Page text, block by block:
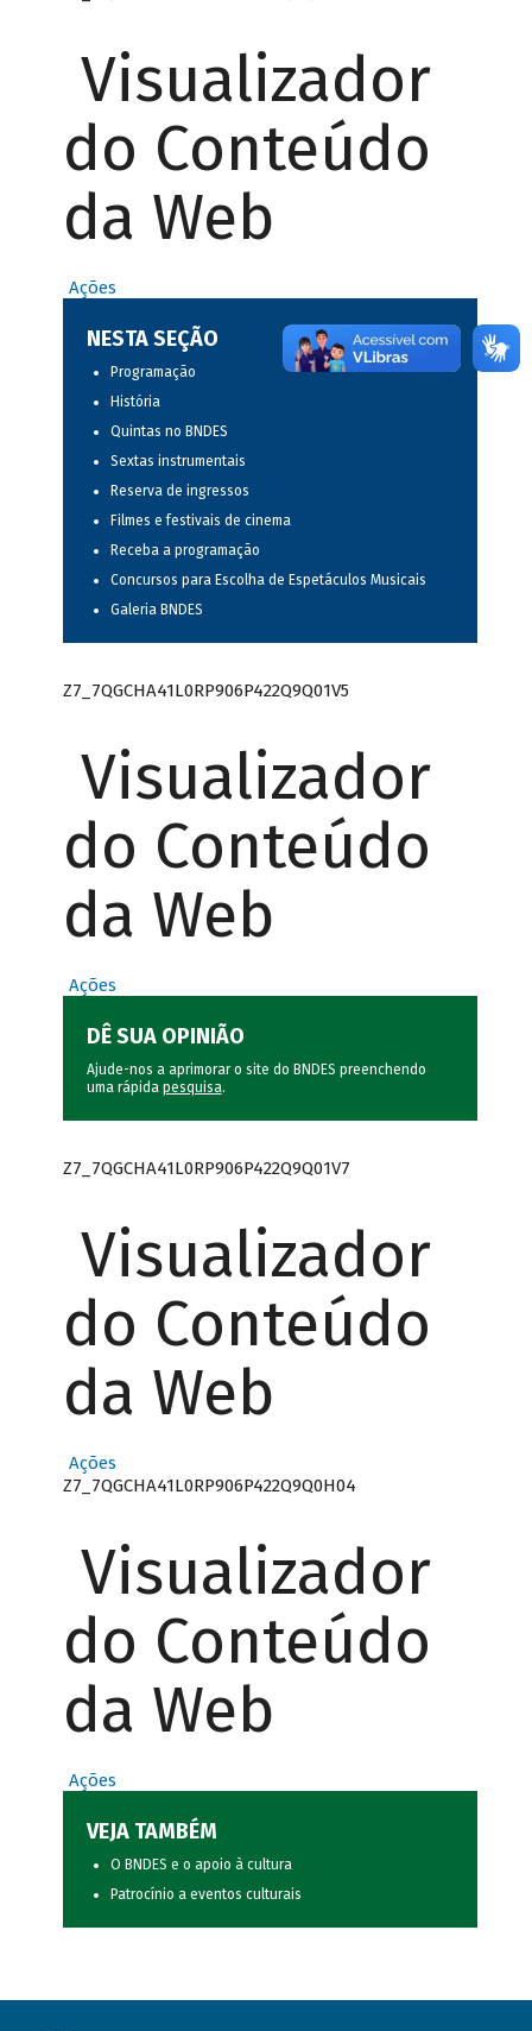
Visualizador
do Conteúdo
da Web
Ações
NESTA SEÇÃO
Programação
História
Quintas no BNDES
Sextas instrumentais
Reserva de ingressos
Filmes e festivais de cinema
Receba a programação
Concursos para Escolha de Espetáculos Musicais
Galeria BNDES
Z7_7QGCHA41L0RP906P422Q9Q01V5
Visualizador
do Conteúdo
da Web
Ações
DÊ SUA OPINIÃO
Ajude-nos a aprimorar o site do BNDES preenchendo
uma rápida pesquisa.
Z7_7QGCHA41L0RP906P422Q9Q01V7
Visualizador
do Conteúdo
da Web
Ações
Z7_7QGCHA41L0RP906P422Q9Q0H04
Visualizador
do Conteúdo
da Web
Ações
VEJA TAMBÉM
O BNDES e o apoio à cultura
Patrocínio a eventos culturais